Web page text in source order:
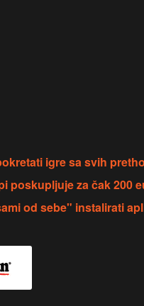
igre sa svih
poskupljuje za čak 200
od sebe" instalirati